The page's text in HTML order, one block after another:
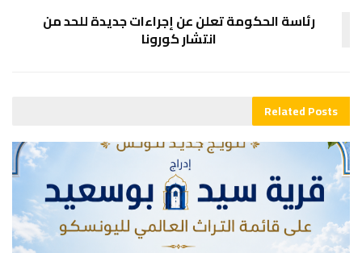
رئاسة الحكومة تعلن عن إجراءات جديدة للحد من
انتشار كورونا
RelatedPosts